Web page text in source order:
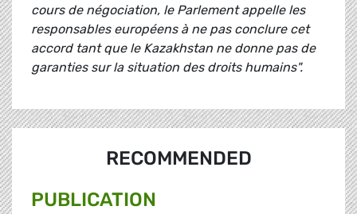
cours de négociation, le Parlement appelle les
responsables européens à ne pas conclure cet
accord tant que le Kazakhstan ne donne pas de
garanties sur la situation des droits humains".
RECOMMENDED
PUBLICATION